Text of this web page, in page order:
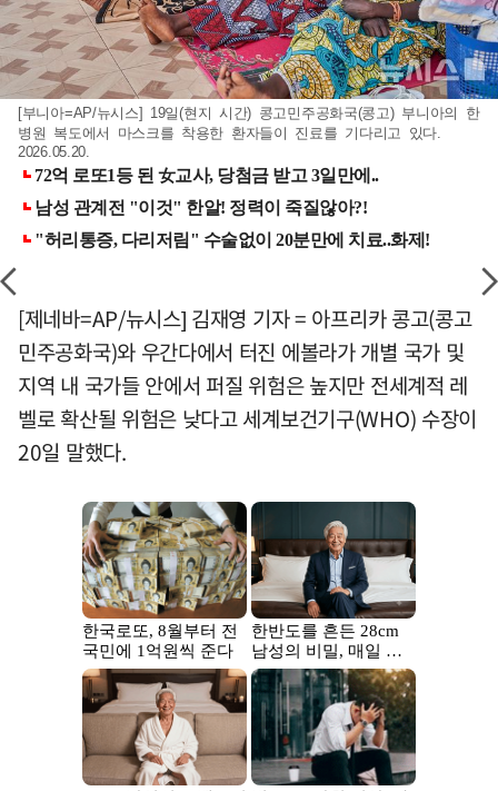
[부니아=AP/뉴시스] 19일(현지 시간) 콩고민주공화국(콩고) 부니아의 한
병원 복도에서 마스크를 착용한 환자들이 진료를 기다리고 있다.
2026.05.20.
[제네바=AP/뉴시스] 김재영 기자 = 아프리카 콩고(콩고
민주공화국)와 우간다에서 터진 에볼라가 개별 국가 및
지역 내 국가들 안에서 퍼질 위험은 높지만 전세계적 레
벨로 확산될 위험은 낮다고 세계보건기구(WHO) 수장이
20일 말했다.